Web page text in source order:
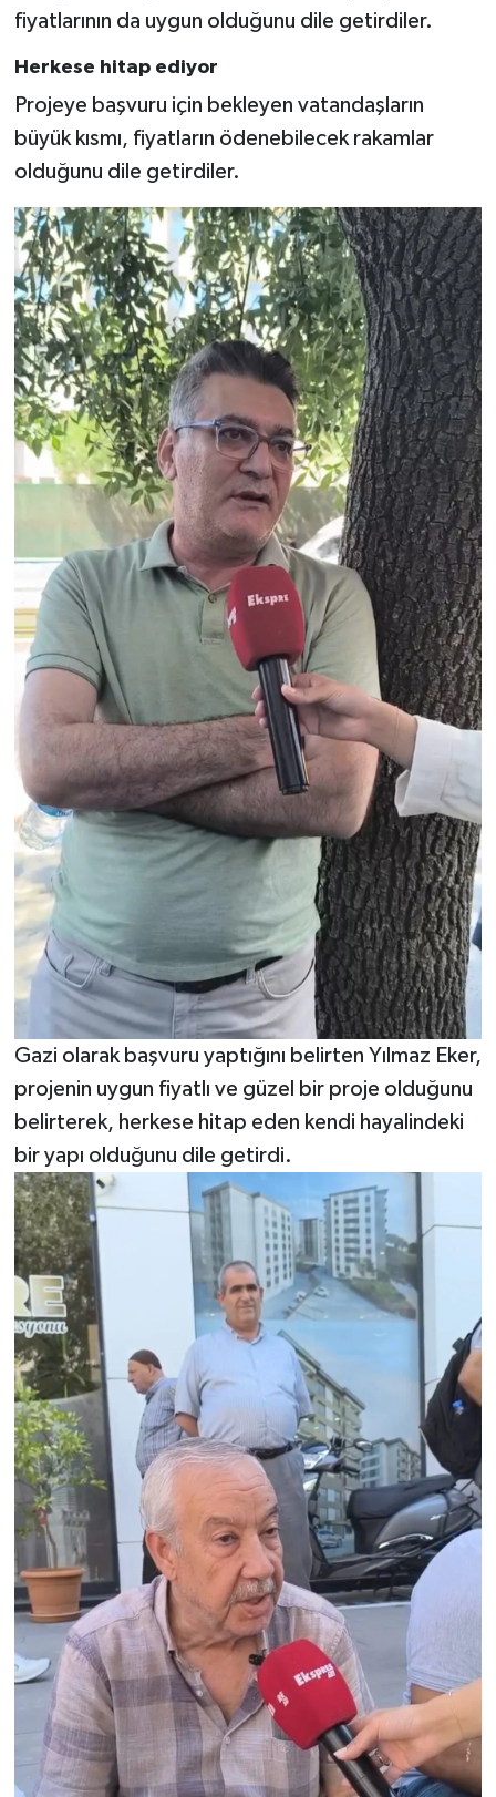
fiyatlarının da uygun olduğunu dile getirdiler.
Herkese hitap ediyor
Projeye başvuru için bekleyen vatandaşların
büyük kısmı, fiyatların ödenebilecek rakamlar
olduğunu dile getirdiler.
Gazi olarak başvuru yaptığını belirten Yılmaz Eker,
projenin uygun fiyatlı ve güzel bir proje olduğunu
belirterek, herkese hitap eden kendi hayalindeki
bir yapı olduğunu dile getirdi.
Yemek